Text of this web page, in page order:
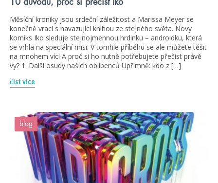
Měsíční kroniky jsou srdeční záležitost a Marissa Meyer se
konečně vrací s navazující knihou ze stejného světa. Nový
komiks Iko sleduje stejnojmennou hrdinku – androidku, která
se vrhla na speciální misi. V tomhle příběhu se ale můžete těšit
na mnohem víc! A proč si ho nutně potřebujete přečíst právě
vy? 1. Další osudy našich oblíbenců Upřímně: kdo z […]
číst více
blog